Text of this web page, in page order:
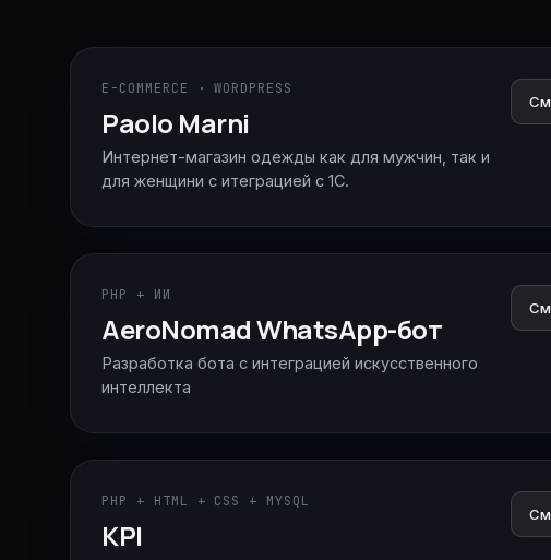
E-COMMERCE · WORDPRESS
Paolo Marni
Интернет-магазин одежды как для мужчин, так и
для женщини с итеграцией с 1С.
PHP + ИИ
AeroNomad WhatsApp-бот
Разработка бота с интеграцией искусственного
интеллекта
PHP + HTML + CSS + MYSQL
KPI